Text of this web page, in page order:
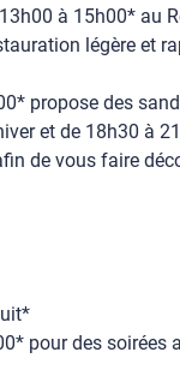
à 15h00* au
légère et
propose des
et de 18h30 à
de vous faire
pour des